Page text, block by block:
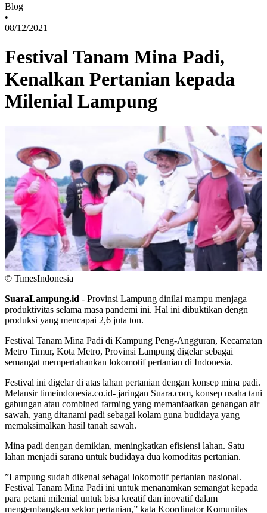
Blog
•
08/12/2021
Festival Tanam Mina Padi,
Kenalkan Pertanian kepada
Milenial Lampung
© TimesIndonesia
SuaraLampung.id - Provinsi Lampung dinilai mampu menjaga
produktivitas selama masa pandemi ini. Hal ini dibuktikan dengn
produksi yang mencapai 2,6 juta ton.
Festival Tanam Mina Padi di Kampung Peng-Angguran, Kecamatan
Metro Timur, Kota Metro, Provinsi Lampung digelar sebagai
semangat mempertahankan lokomotif pertanian di Indonesia.
Festival ini digelar di atas lahan pertanian dengan konsep mina padi.
Melansir timeindonesia.co.id- jaringan Suara.com, konsep usaha tani
gabungan atau combined farming yang memanfaatkan genangan air
sawah, yang ditanami padi sebagai kolam guna budidaya yang
memaksimalkan hasil tanah sawah.
Mina padi dengan demikian, meningkatkan efisiensi lahan. Satu
lahan menjadi sarana untuk budidaya dua komoditas pertanian.
”Lampung sudah dikenal sebagai lokomotif pertanian nasional.
Festival Tanam Mina Padi ini untuk menanamkan semangat kepada
para petani milenial untuk bisa kreatif dan inovatif dalam
mengembangkan sektor pertanian,” kata Koordinator Komunitas